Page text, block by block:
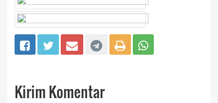
Kirim Komentar